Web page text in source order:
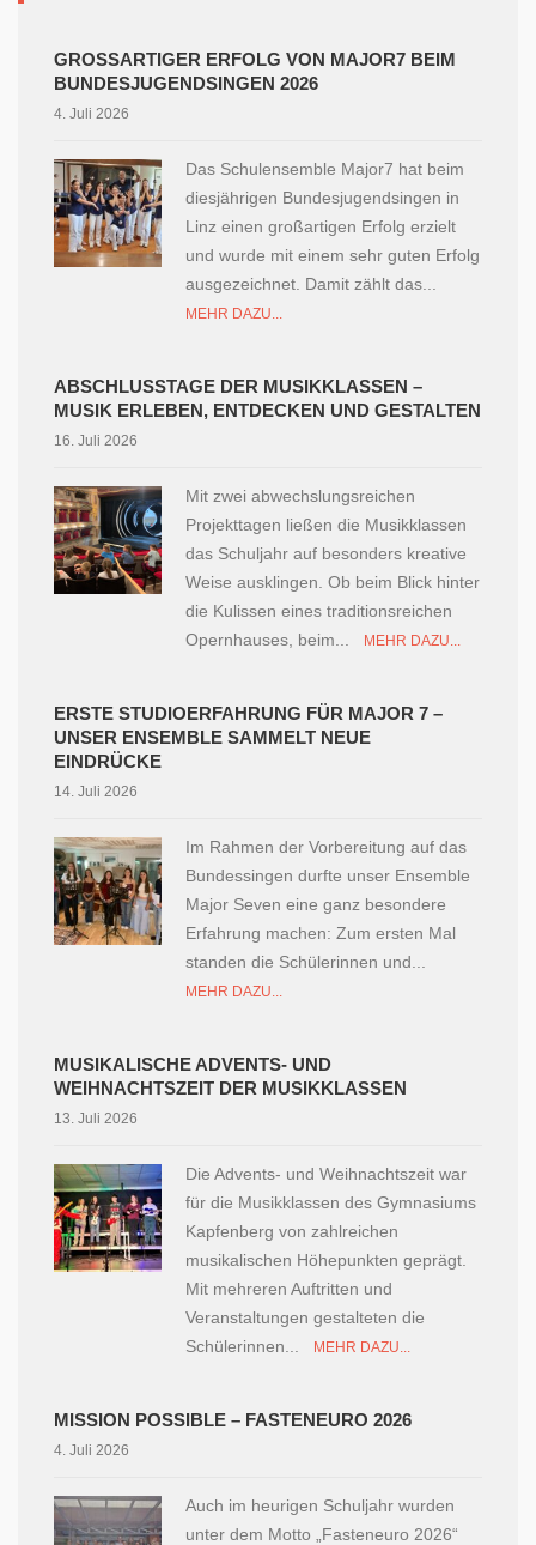
GROSSARTIGER ERFOLG VON MAJOR7 BEIM B
UNDESJUGENDSINGEN 2026
4. Juli 2026
Das Schulensemble Major7 hat beim
diesjährigen Bundesjugendsingen in
Linz einen großartigen Erfolg erzielt
und wurde mit einem sehr guten Erfolg
ausgezeichnet. Damit zählt das...
MEHR DAZU...
ABSCHLUSSTAGE DER MUSIKKLASSEN –
MUSIK ERLEBEN, ENTDECKEN UND GESTALTEN
16. Juli 2026
Mit zwei abwechslungsreichen
Projekttagen ließen die Musikklassen
das Schuljahr auf besonders kreative
Weise ausklingen. Ob beim Blick hinter
die Kulissen eines traditionsreichen
Opernhauses, beim...
MEHR DAZU...
ERSTE STUDIOERFAHRUNG FÜR MAJOR 7 –
UNSER ENSEMBLE SAMMELT NEUE
EINDRÜCKE
14. Juli 2026
Im Rahmen der Vorbereitung auf das
Bundessingen durfte unser Ensemble
Major Seven eine ganz besondere
Erfahrung machen: Zum ersten Mal
standen die Schülerinnen und...
MEHR DAZU...
MUSIKALISCHE ADVENTS- UND
WEIHNACHTSZEIT DER MUSIKKLASSEN
13. Juli 2026
Die Advents- und Weihnachtszeit war
für die Musikklassen des Gymnasiums
Kapfenberg von zahlreichen
musikalischen Höhepunkten geprägt.
Mit mehreren Auftritten und
Veranstaltungen gestalteten die
Schülerinnen...
MEHR DAZU...
MISSION POSSIBLE – FASTENEURO 2026
4. Juli 2026
Auch im heurigen Schuljahr wurden
unter dem Motto „Fasteneuro 2026“